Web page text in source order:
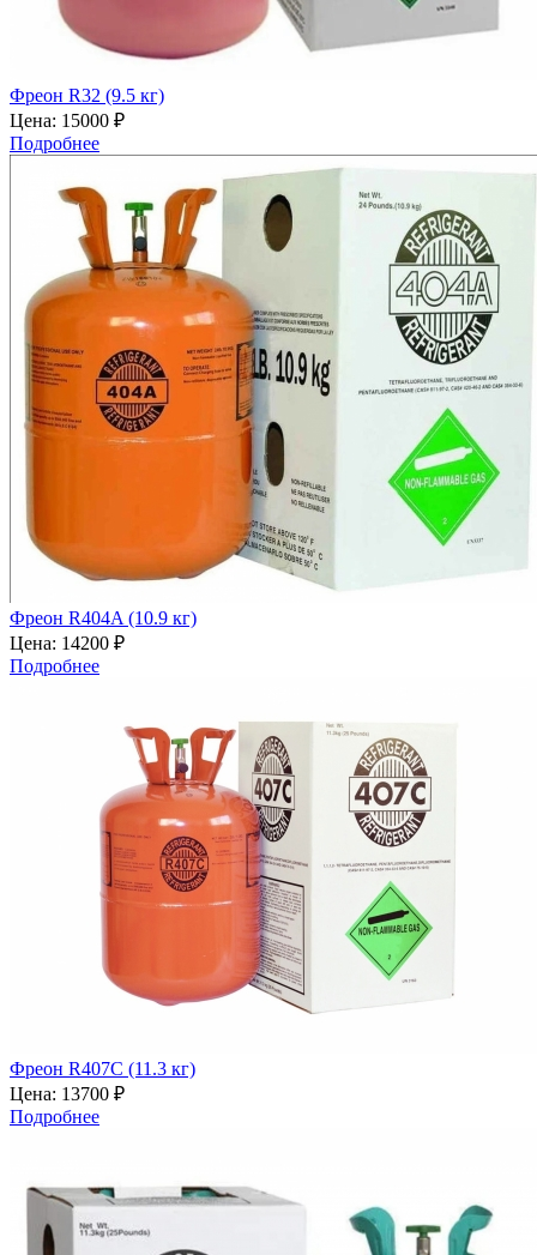
Фреон R32 (9.5 кг)
Цена: 15000 ₽
Подробнее
Фреон R404A (10.9 кг)
Цена: 14200 ₽
Подробнее
Фреон R407C (11.3 кг)
Цена: 13700 ₽
Подробнее